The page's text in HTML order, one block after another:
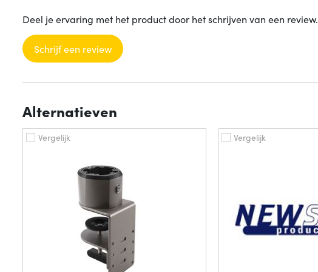
Deel je ervaring met het product door het schrijven van een review.
Schrijf een review
Alternatieven
Vergelijk Vergelijk